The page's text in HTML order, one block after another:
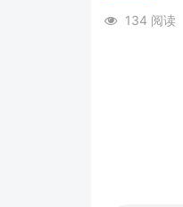
134 阅读